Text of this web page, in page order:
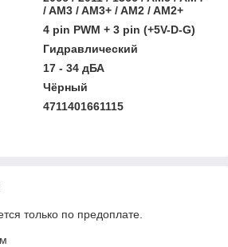
/ AM3 / AM3+ / AM2 / AM2+
4 pin PWM + 3 pin (+5V-D-G)
Гидравлический
17 - 34 дБА
Чёрный
4711401661115
только по предоплате.